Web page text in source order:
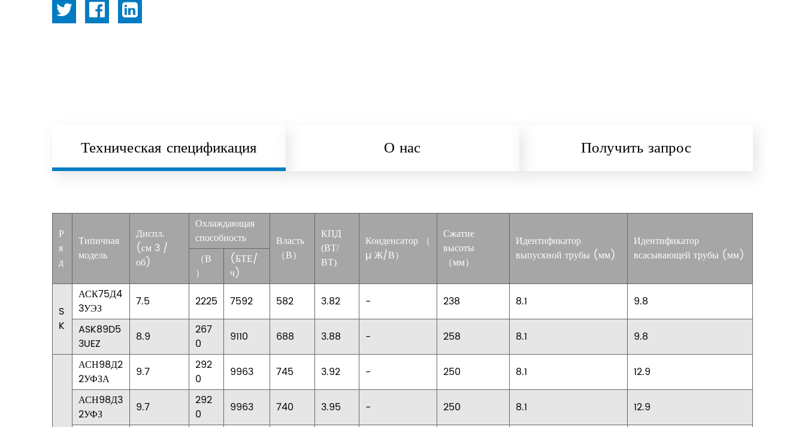
Техническая спецификация О нас Получить запрос
Р
я
д
Типичная
модель
Диспл.
(см 3 /
об)
Охлаждающая
способность
Власть
（В）
КПД
(ВТ/
ВТ)
Конденсатор （
µ Ж/В）
Сжатие
высоты
（мм）
Идентификатор
выпускной трубы (мм)
Идентификатор
всасывающей трубы (мм)
（В
）
(БТЕ/
ч)
S
K
АСК75Д4
3УЭЗ
7.5 2225 7592 582 3.82 - 238 8.1
9.8
ASK89D5
3UEZ
8.9
267
0
9110 688 3.88 - 258 8.1 9.8
АСН98Д2
2УФЗА
9.7
292
0
9963 745 3.92 - 250 8.1
12.9
АСН98Д3
2УФЗ
9.7
292
0
9963 740 3.95 - 250 8.1
12.9